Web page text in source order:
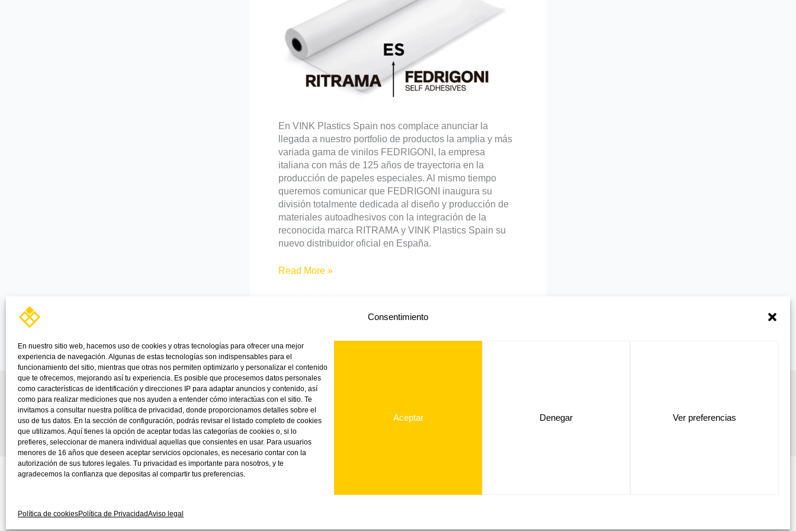
Consentimiento
En nuestro sitio web, hacemos uso de cookies y otras tecnologías para ofrecer una mejor
experiencia de navegación. Algunas de estas tecnologías son indispensables para el
funcionamiento del sitio, mientras que otras nos permiten optimizarlo y personalizar el contenido
que te ofrecemos, mejorando así tu experiencia. Es posible que procesemos datos personales
como características de identificación y direcciones IP para adaptar anuncios y contenido, así
como para realizar mediciones que nos ayuden a entender cómo interactúas con el sitio. Te
invitamos a consultar nuestra política de privacidad, donde proporcionamos detalles sobre el
uso de tus datos. En la sección de configuración, podrás revisar el listado completo de cookies
que utilizamos. Aquí tienes la opción de aceptar todas las categorías de cookies o, si lo
prefieres, seleccionar de manera individual aquellas que consientes en usar. Para usuarios
menores de 16 años que deseen aceptar servicios opcionales, es necesario contar con la
autorización de sus tutores legales. Tu privacidad es importante para nosotros, y te
agradecemos la confianza que depositas al compartir tus preferencias.
Aceptar Denegar Ver preferencias
Política de cookiesPolítica de PrivacidadAviso legal
En VINK Plastics Spain nos complace anunciar la
llegada a nuestro portfolio de productos la amplia y más
variada gama de vinilos FEDRIGONI, la empresa
italiana con más de 125 años de trayectoria en la
producción de papeles especiales. Al mismo tiempo
queremos comunicar que FEDRIGONI inaugura su
división totalmente dedicada al diseño y producción de
materiales autoadhesivos con la integración de la
reconocida marca RITRAMA y VINK Plastics Spain su
nuevo distribuidor oficial en España.
España!
Read More »